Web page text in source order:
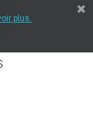
plus.